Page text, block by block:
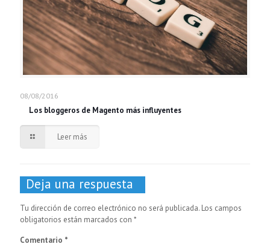
08/08/2016
Los bloggeros de Magento más influyentes
Leer más
Deja una respuesta
Tu dirección de correo electrónico no será publicada. Los campos
obligatorios están marcados con *
Comentario *